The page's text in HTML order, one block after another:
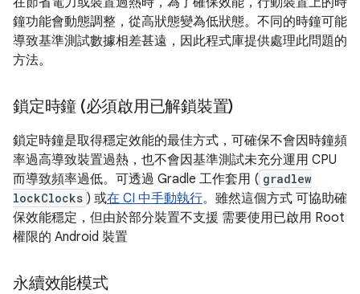
鐘功能會動態調整，從高狀態變為低狀態。不同的時鐘可能
導致基準測試數據相差甚遠，因此程式庫提供處理此問題的
方法。
鎖定時鐘 (必須啟用已解鎖裝置)
鎖定時鐘是取得穩定效能的最佳方式，可確保不會因時鐘頻
率過高導致裝置過熱，也不會因基準測試未充分運用 CPU
而導致頻率過低。可透過 Gradle 工作套用 ( gradlew
lockClocks ) 或在 CI 中手動執行。雖然這個方式 可協助確
保效能穩定，但由於部分裝置不支援 需要使用已啟用 Root
權限的 Android 裝置
永續效能模式